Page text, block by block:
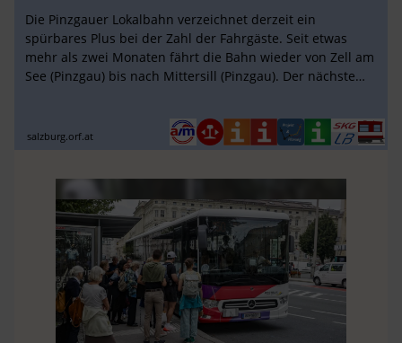
Die Pinzgauer Lokalbahn verzeichnet derzeit ein
spürbares Plus bei der Zahl der Fahrgäste. Seit etwas
mehr als zwei Monaten fährt die Bahn wieder von Zell am
See (Pinzgau) bis nach Mittersill (Pinzgau). Der nächste
salzburg.orf.at